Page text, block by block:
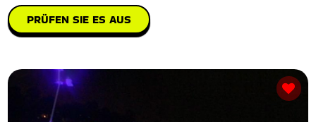
PRÜFEN SIE ES AUS